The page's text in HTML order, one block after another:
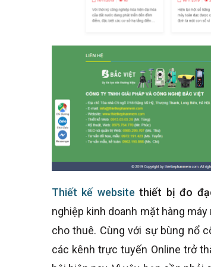
Thiết kế website thiết bị đo
nghiệp kinh doanh mặt hàng
cho thuê. Cùng với sự bùng nổ
các kênh trực tuyến Online trở